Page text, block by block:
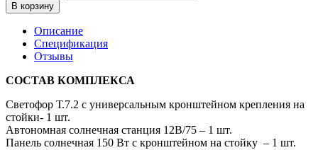
В корзину
Описание
Спецификация
Отзывы
СОСТАВ КОМПЛЕКСА
Светофор Т.7.2 с универсальным кронштейном крепления на
стойки- 1 шт.
Автономная солнечная станция 12В/75 – 1 шт.
Панель солнечная 150 Вт с кронштейном на стойку – 1 шт.